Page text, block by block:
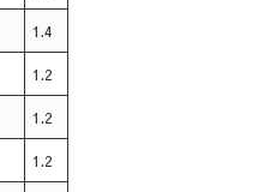
1.4
1.2
1.2
1.2